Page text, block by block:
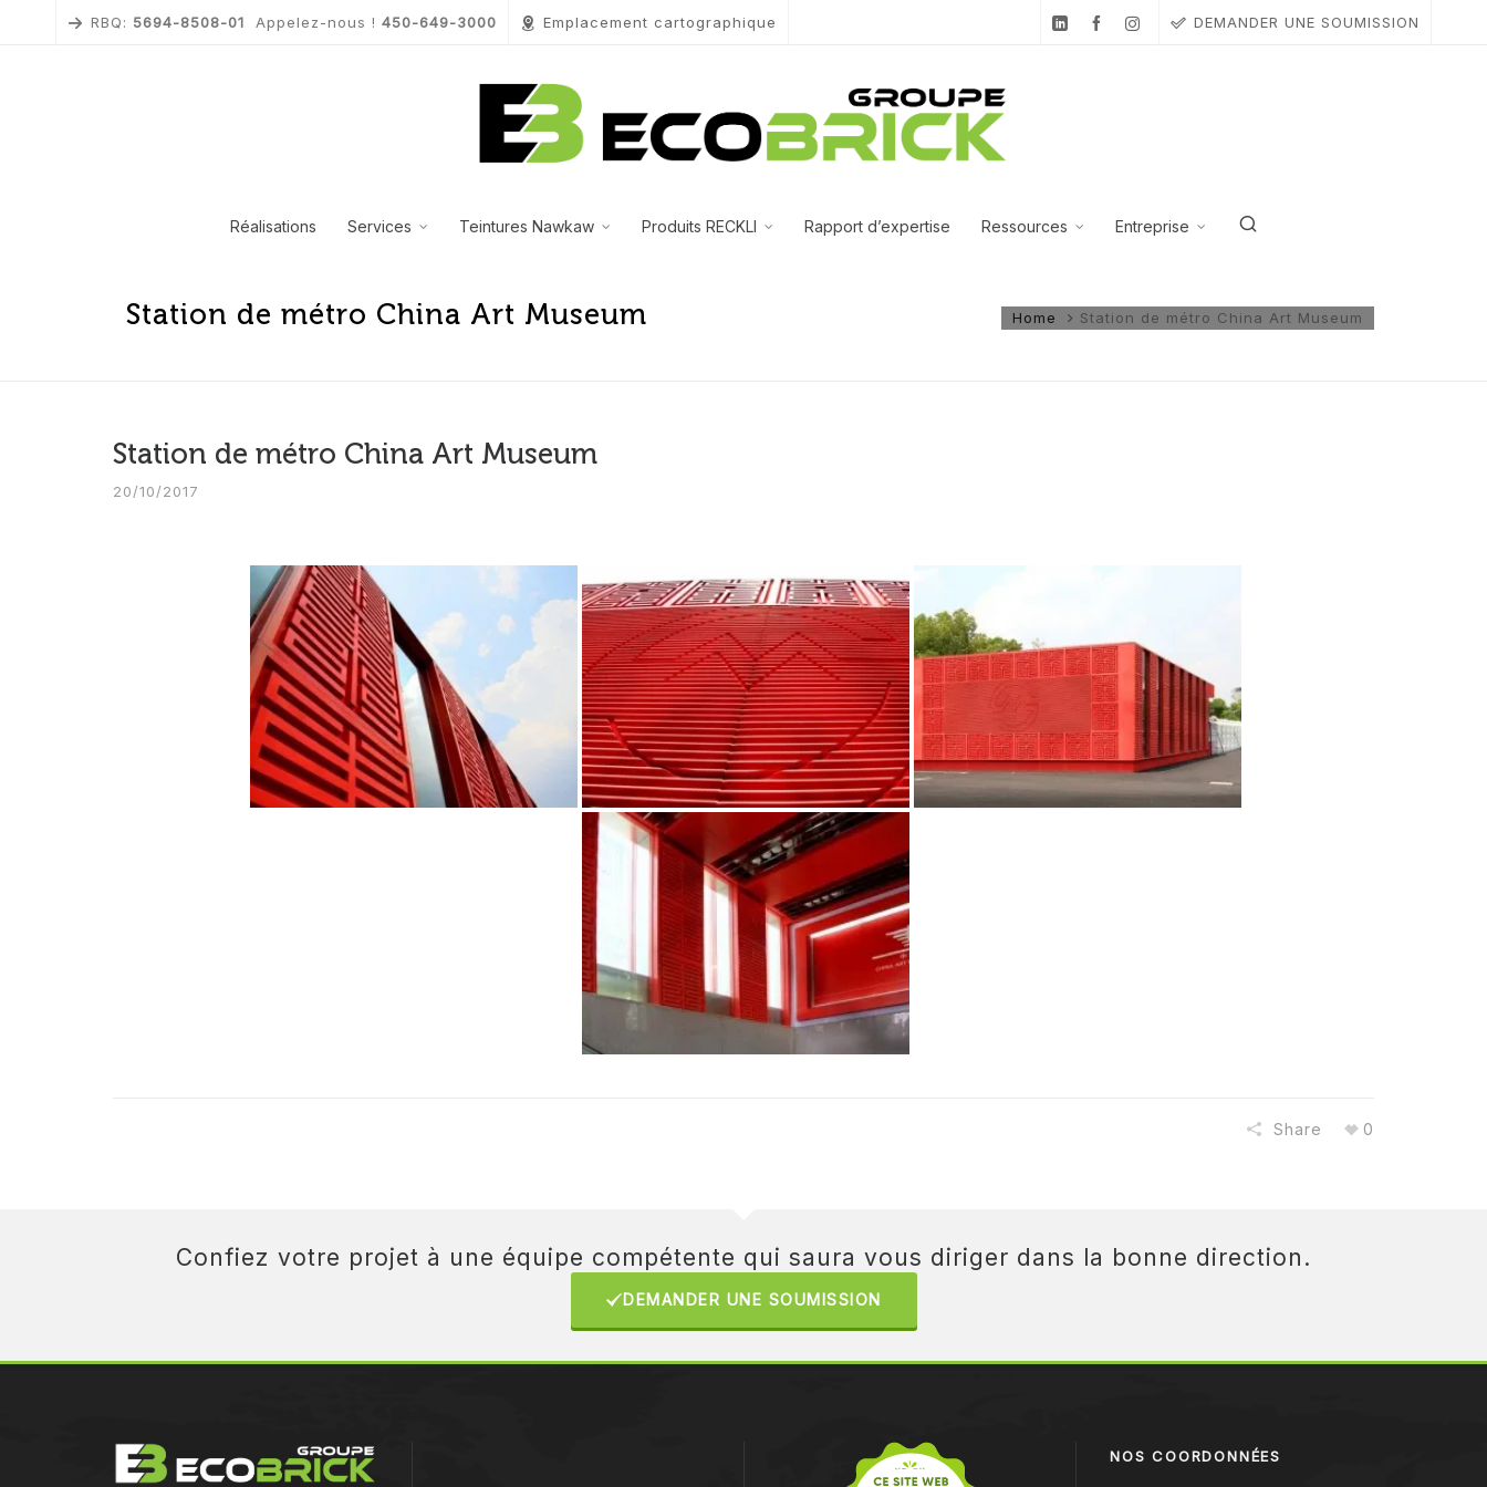
RBQ: 5694-8508-01 Appelez-nous ! 450-649-3000 Emplacement cartographique DEMANDER UNE SOUMISSION
Réalisations Services Teintures Nawkaw Produits RECKLI Rapport d’expertise Ressources Entreprise
Station de métro China Art Museum Home Station de métro China Art Museum
Station de métro China Art Museum
20/10/2017
Share 0
Confiez votre projet à une équipe compétente qui saura vous diriger dans la bonne direction.
DEMANDER UNE SOUMISSION
NOS COORDONNÉES